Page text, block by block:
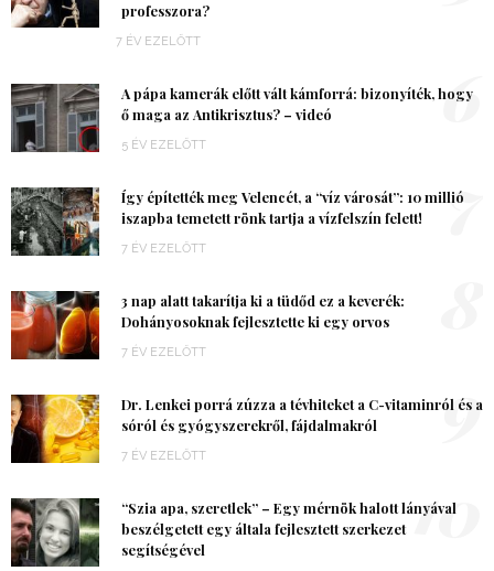
professzora?
7 ÉV EZELŐTT
A pápa kamerák előtt vált kámforrá: bizonyíték, hogy
ő maga az Antikrisztus? – videó
5 ÉV EZELŐTT
6
Így építették meg Velencét, a “víz városát”: 10 millió
iszapba temetett rönk tartja a vízfelszín felett!
7 ÉV EZELŐTT
7
3 nap alatt takarítja ki a tüdőd ez a keverék:
Dohányosoknak fejlesztette ki egy orvos
7 ÉV EZELŐTT
Dr. Lenkei porrá zúzza a tévhiteket a C-vitaminról és a
sóról és gyógyszerekről, fájdalmakról
7 ÉV EZELŐTT
9
“Szia apa, szeretlek” – Egy mérnök halott lányával
beszélgetett egy általa fejlesztett szerkezet
segítségével
10